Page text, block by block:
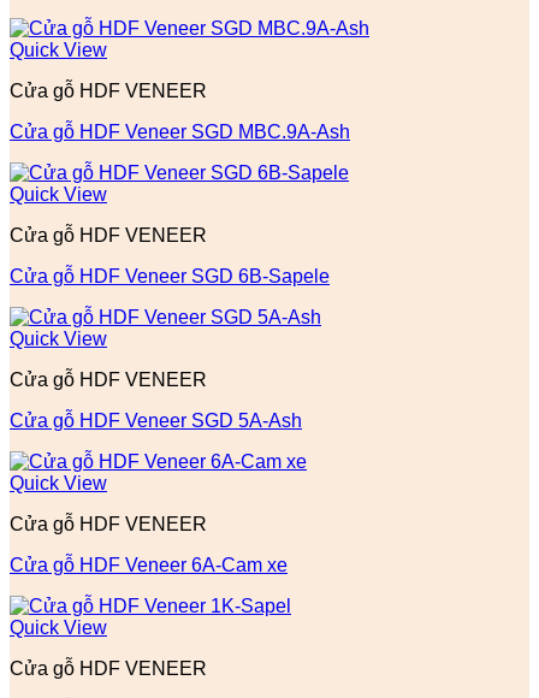
Quick View
Cửa gỗ HDF VENEER
Cửa gỗ HDF Veneer SGD MBC.9A-Ash
Quick View
Cửa gỗ HDF VENEER
Cửa gỗ HDF Veneer SGD 6B-Sapele
Quick View
Cửa gỗ HDF VENEER
Cửa gỗ HDF Veneer SGD 5A-Ash
Quick View
Cửa gỗ HDF VENEER
Cửa gỗ HDF Veneer 6A-Cam xe
Quick View
Cửa gỗ HDF VENEER